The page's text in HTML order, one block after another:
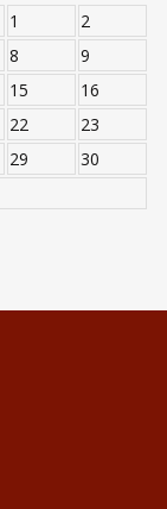
1
2
8
9
15
16
22
23
29
30